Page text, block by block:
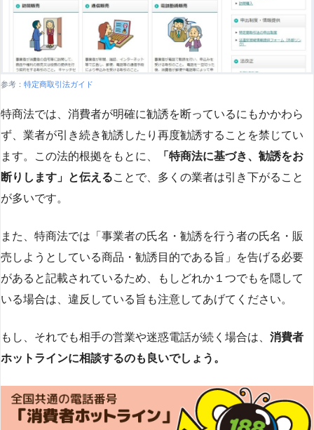
参考： 特定商取引法ガイド
特商法では、消費者が明確に勧誘を断っているにもかかわら
ず、業者が引き続き勧誘したり再度勧誘することを禁じてい
ます。この法的根拠をもとに、
「特商法に基づき、勧誘をお
断りします」と伝えることで、多くの業者は引き下がること
が多いです​​。
また、特商法では「事業者の氏名・勧誘を行う者の氏名・販
売しようとしている商品・勧誘目的である旨」を告げる必要
があると記載されているため、もしどれか１つでもを隠して
いる場合は、違反している旨も注意してあげてください。
もし、それでも相手の営業や迷惑電話が続く場合は、 消費者
ホットラインに相談するのも良いでしょう。